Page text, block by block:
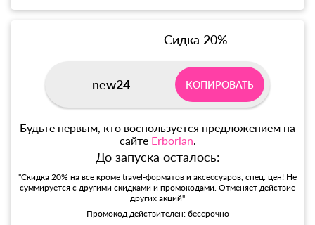
Сидка 20%
new24 КОПИРОВАТЬ
Будьте первым, кто воспользуется предложением на
сайте Erborian.
До запуска осталось:
"Скидка 20% на все кроме travel-форматов и аксессуаров, спец. цен! Не
суммируется с другими скидками и промокодами. Отменяет действие
других акций"
Промокод действителен: бессрочно